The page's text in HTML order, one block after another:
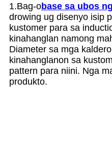
1.Bag-obase sa ubos
drowing ug disenyo isip
kustomer para sa
kinahanglan namong
Diameter sa mga
kinahanglanon sa
pattern para niini. Nga
produkto.